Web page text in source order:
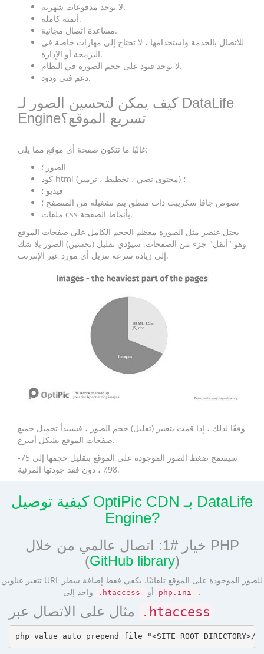
لا توجد مدفوعات شهرية.
أتمتة كاملة.
مساعدة اتصال مجانية.
للاتصال بالخدمة واستخدامها ، لا تحتاج إلى مهارات خاصة في
البرمجة أو الإدارة.
لا توجد قيود على حجم الصورة في النظام.
دعم فني ودود.
كيف يمكن لتحسين الصور لـ DataLife
Engineتسريع الموقع؟
غالبًا ما تتكون صفحة أي موقع مما يلي:
الصور ؛
كود html (محتوى نصي ، تخطيط ، ترميز) ؛
فيديو ؛
نصوص جافا سكريبت ذات منطق يتم تشغيله من المتصفح ؛
ملفات css بأنماط الصفحة.
يحتل عنصر مثل الصورة معظم الحجم الكامل على صفحات الموقع
وهو "أثقل" جزء من الصفحات. سيؤدي تقليل (تحسين) الصور بلا شك
إلى زيادة سرعة تنزيل أي مورد عبر الإنترنت.
وفقًا لذلك ، إذا قمت بتغيير (تقليل) حجم الصور ، فسيبدأ تحميل جميع
صفحات الموقع بشكل أسرع.
سيسمح ضغط الصور الموجودة على الموقع بتقليل حجمها إلى 75-
98٪ ، دون فقد جودتها المرئية.
كيفية توصيل OptiPic CDN بـ DataLife
Engine?
خيار #1: اتصال عالمي من خلال PHP
(GitHub library)
تتغير عناوين URL للصور الموجودة على الموقع تلقائيًا. يكفي فقط إضافة سطر
.htaccess php.ini .
.htaccess